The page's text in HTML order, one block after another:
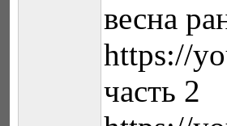
весна
https://
часть 2